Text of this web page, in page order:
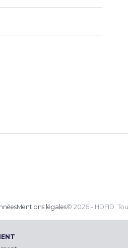
Mentions légales© 2026 - HDFID.